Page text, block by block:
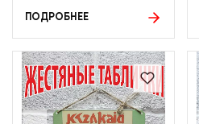
ПОДРОБНЕЕ